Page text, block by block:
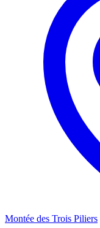
Montée des Trois Piliers